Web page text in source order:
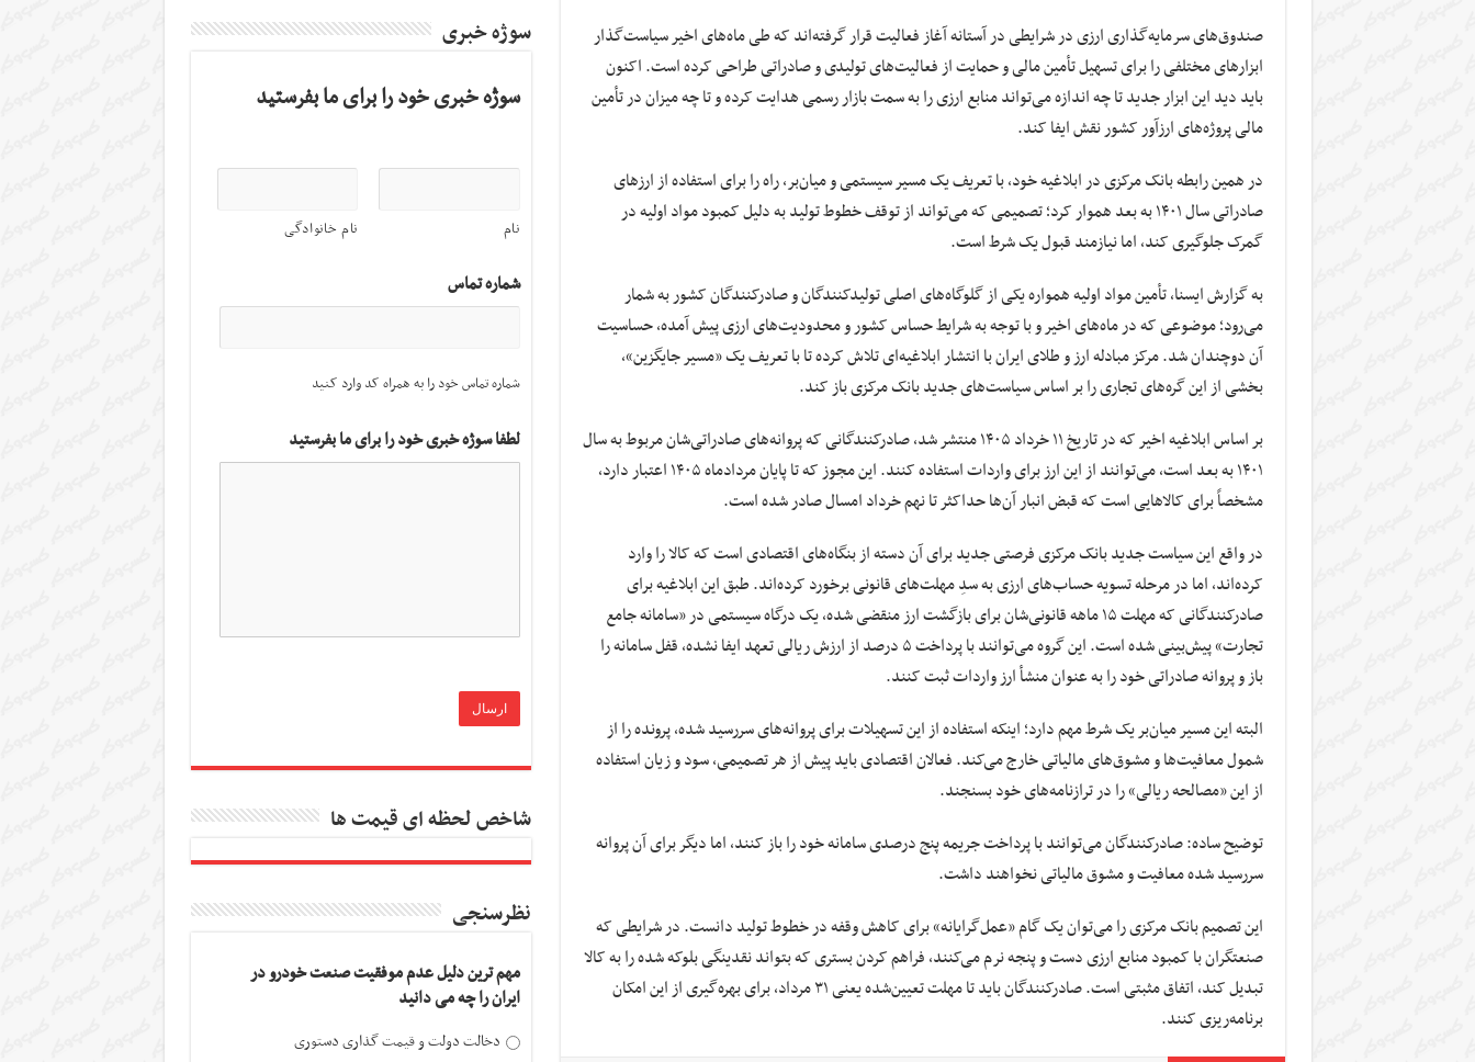
صندوق‌های سرمایه‌گذاری ارزی در شرایطی در آستانه آغاز فعالیت قرار گرفته‌اند که طی ماه‌های اخیر سیاست‌گذار
ابزارهای مختلفی را برای تسهیل تأمین مالی و حمایت از فعالیت‌های تولیدی و صادراتی طراحی کرده است. اکنون
باید دید این ابزار جدید تا چه اندازه می‌تواند منابع ارزی را به سمت بازار رسمی هدایت کرده و تا چه میزان در تأمین
مالی پروژه‌های ارزآور کشور نقش ایفا کند.
در همین رابطه بانک مرکزی در ابلاغیه خود، با تعریف یک مسیر سیستمی و میان‌بر، راه را برای استفاده از ارزهای
صادراتی سال ۱۴۰۱ به بعد هموار کرد؛ تصمیمی که می‌تواند از توقف خطوط تولید به دلیل کمبود مواد اولیه در
گمرک جلوگیری کند، اما نیازمند قبول یک شرط است.
به گزارش ایسنا، تأمین مواد اولیه همواره یکی از گلوگاه‌های اصلی تولیدکنندگان و صادرکنندگان کشور به شمار
می‌رود؛ موضوعی که در ماه‌های اخیر و با توجه به شرایط حساس کشور و محدودیت‌های ارزی پیش آمده، حساسیت
آن دوچندان شد. مرکز مبادله ارز و طلای ایران با انتشار ابلاغیه‌ای تلاش کرده تا با تعریف یک «مسیر جایگزین»،
بخشی از این گره‌های تجاری را بر اساس سیاست‌های جدید بانک مرکزی باز کند.
بر اساس ابلاغیه اخیر که در تاریخ ۱۱ خرداد ۱۴۰۵ منتشر شد، صادرکنندگانی که پروانه‌های صادراتی‌شان مربوط به سال
۱۴۰۱ به بعد است، می‌توانند از این ارز برای واردات استفاده کنند. این مجوز که تا پایان مردادماه ۱۴۰۵ اعتبار دارد،
مشخصاً برای کالاهایی است که قبض انبار آن‌ها حداکثر تا نهم خرداد امسال صادر شده است.
در واقع این سیاست جدید بانک مرکزی فرصتی جدید برای آن دسته از بنگاه‌های اقتصادی است که کالا را وارد
کرده‌اند، اما در مرحله تسویه حساب‌های ارزی به سدِ مهلت‌های قانونی برخورد کرده‌اند. طبق این ابلاغیه برای
صادرکنندگانی که مهلت ۱۵ ماهه قانونی‌شان برای بازگشت ارز منقضی شده، یک درگاه سیستمی در «سامانه جامع
تجارت» پیش‌بینی شده است. این گروه می‌توانند با پرداخت ۵ درصد از ارزش ریالی تعهد ایفا نشده، قفل سامانه را
باز و پروانه صادراتی خود را به عنوان منشأ ارز واردات ثبت کنند.
البته این مسیر میان‌بر یک شرط مهم دارد؛ اینکه استفاده از این تسهیلات برای پروانه‌های سررسید شده، پرونده را از
شمول معافیت‌ها و مشوق‌های مالیاتی خارج می‌کند. فعالان اقتصادی باید پیش از هر تصمیمی، سود و زیان استفاده
از این «مصالحه ریالی» را در ترازنامه‌های خود بسنجند.
توضیح ساده: صادرکنندگان می‌توانند با پرداخت جریمه پنج درصدی سامانه خود را باز کنند، اما دیگر برای آن پروانه
سررسید شده معافیت و مشوق مالیاتی نخواهند داشت.
این تصمیم بانک مرکزی را می‌توان یک گام «عمل‌گرایانه» برای کاهش وقفه در خطوط تولید دانست. در شرایطی که
صنعتگران با کمبود منابع ارزی دست‌ و پنجه نرم می‌کنند، فراهم کردن بستری که بتواند نقدینگی بلوکه شده را به کالا
تبدیل کند، اتفاق مثبتی است. صادرکنندگان باید تا مهلت تعیین‌شده یعنی ۳۱ مرداد، برای بهره‌گیری از این امکان
برنامه‌ریزی کنند.
سوژه خبری
سوژه خبری خود را برای ما بفرستید
نام نام خانوادگی
شماره تماس
شماره تماس خود را به همراه کد وارد کنید
لطفا سوژه خبری خود را برای ما بفرستید
شاخص لحظه ای قیمت ها
نظرسنجی
مهم ترین دلیل عدم موفقیت صنعت خودرو در
ایران را چه می دانید
دخالت دولت و قیمت گذاری دستوری